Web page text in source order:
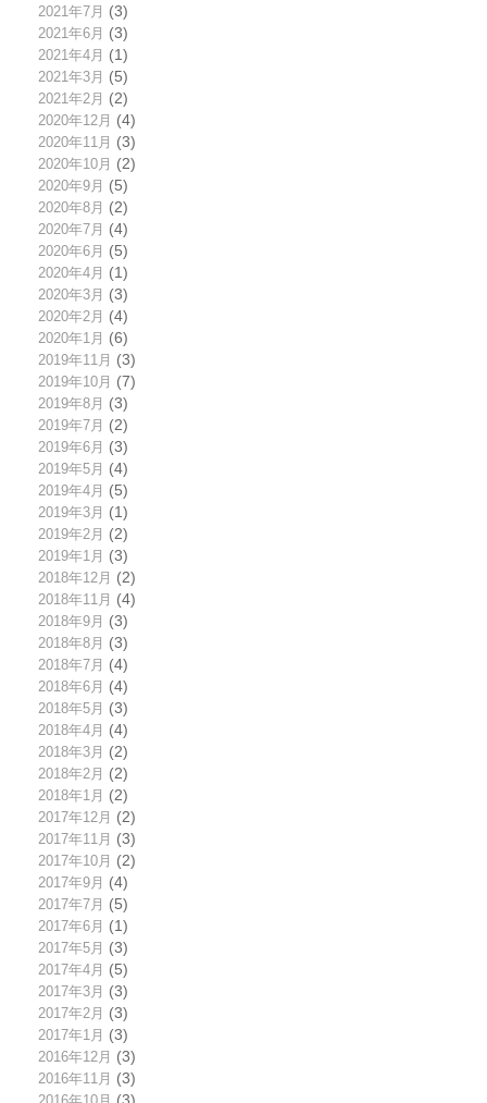
2021年7月 (3)
2021年6月 (3)
2021年4月 (1)
2021年3月 (5)
2021年2月 (2)
2020年12月 (4)
2020年11月 (3)
2020年10月 (2)
2020年9月 (5)
2020年8月 (2)
2020年7月 (4)
2020年6月 (5)
2020年4月 (1)
2020年3月 (3)
2020年2月 (4)
2020年1月 (6)
2019年11月 (3)
2019年10月 (7)
2019年8月 (3)
2019年7月 (2)
2019年6月 (3)
2019年5月 (4)
2019年4月 (5)
2019年3月 (1)
2019年2月 (2)
2019年1月 (3)
2018年12月 (2)
2018年11月 (4)
2018年9月 (3)
2018年8月 (3)
2018年7月 (4)
2018年6月 (4)
2018年5月 (3)
2018年4月 (4)
2018年3月 (2)
2018年2月 (2)
2018年1月 (2)
2017年12月 (2)
2017年11月 (3)
2017年10月 (2)
2017年9月 (4)
2017年7月 (5)
2017年6月 (1)
2017年5月 (3)
2017年4月 (5)
2017年3月 (3)
2017年2月 (3)
2017年1月 (3)
2016年12月 (3)
2016年11月 (3)